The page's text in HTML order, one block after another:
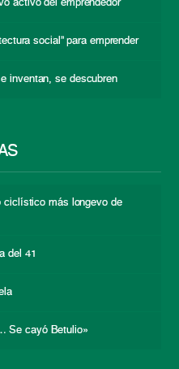
activo del emprendedor
social” para emprender
inventan, se descubren
ciclístico más longevo de
del 41
Se cayó Betulio»